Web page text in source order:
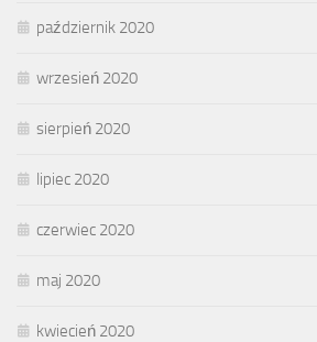
październik 2020
wrzesień 2020
sierpień 2020
lipiec 2020
czerwiec 2020
maj 2020
kwiecień 2020